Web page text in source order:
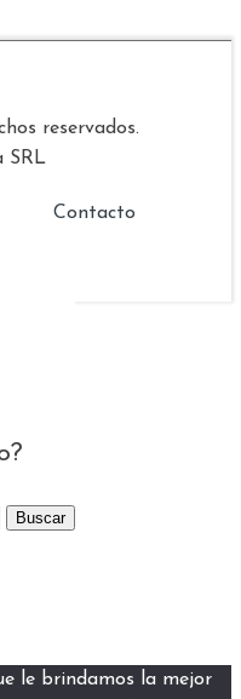
reservados.
SRL
Contacto
le brindamos la mejor